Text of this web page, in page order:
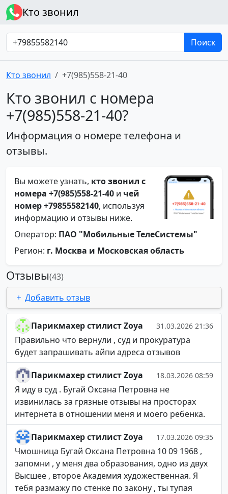
Кто звонил
Поиск
Кто звонил +7(985)558-21-40
Кто звонил с номера
+7(985)558-21-40?
Информация о номере телефона и
отзывы.
Вы можете узнать, кто звонил с
номера +7(985)558-21-40 и чей
номер +79855582140, используя
информацию и отзывы ниже.
Оператор: ПАО "Мобильные ТелеСистемы"
Регион: г. Москва и Московская область
Отзывы(43)
Добавить отзыв
Парикмахер стилист Zoya 31.03.2026 21:36
Правильно что вернули , суд и прокуратура
будет запрашивать айпи адреса отзывов
Парикмахер стилист Zoya 18.03.2026 08:59
Я иду в суд . Бугай Оксана Петровна не
извинилась за грязные отзывы на просторах
интернета в отношении меня и моего ребенка.
Парикмахер стилист Zoya 17.03.2026 09:35
Чмошница Бугай Оксана Петровна 10 09 1968 ,
запомни , у меня два образования, одно из двух
Высшее , второе Академия художественная. Я
тебя размажу по стенке по закону , ты тупая